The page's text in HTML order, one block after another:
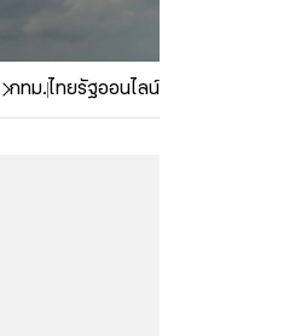
กทม.ไทยรัฐออนไลน์